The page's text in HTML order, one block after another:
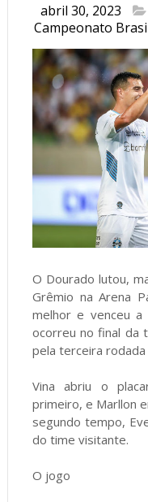
abril 30, 2023
Campeonato
O Dourado lutou,
Grêmio na Arena
melhor e venceu
ocorreu no final da
pela terceira
Vina abriu o
primeiro, e Marllon
segundo tempo,
do time visitante.
O jogo